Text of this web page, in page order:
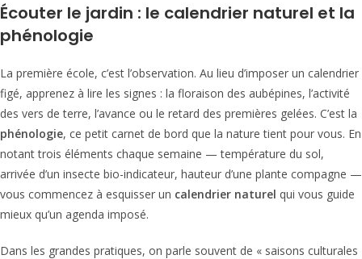
Écouter le jardin : le calendrier naturel et la
phénologie
La première école, c’est l’observation. Au lieu d’imposer un calendrier
figé, apprenez à lire les signes : la floraison des aubépines, l’activité
des vers de terre, l’avance ou le retard des premières gelées. C’est la
phénologie, ce petit carnet de bord que la nature tient pour vous. En
notant trois éléments chaque semaine — température du sol,
arrivée d’un insecte bio-indicateur, hauteur d’une plante compagne —
vous commencez à esquisser un calendrier naturel qui vous guide
mieux qu’un agenda imposé.
Dans les grandes pratiques, on parle souvent de « saisons culturales